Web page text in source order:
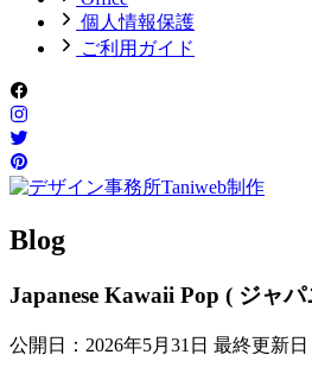
個人情報保護
ご利用ガイド
to
content
Blog
Japanese Kawaii Pop ( ジャ
公開日： 2026年5月31日 最終更新日